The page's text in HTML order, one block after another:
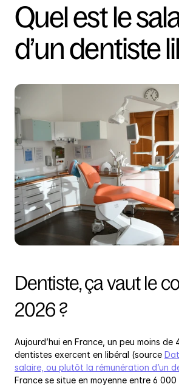
Quel est le
d’un dentiste
Dentiste, ça vaut le
2026 ?
Aujourd’hui en France, un peu moins de
dentistes exercent en libéral (source
salaire, ou plutôt la rémunération d’un
France se situe en moyenne entre 6